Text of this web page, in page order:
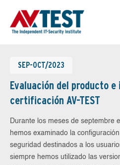
SEP-OCT/2023
Evaluación del producto
certificación AV-TEST
Durante los meses de septembre
hemos examinado la
seguridad destinados a los
siempre hemos utilizado las